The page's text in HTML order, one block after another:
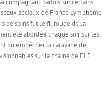
parfois sur certains
sociaux de France Lymphome
de soins fut le fil rouge de la
été abordée chaque soir sur les
pu empêcher la caravane de
sur la chaine de FLE :